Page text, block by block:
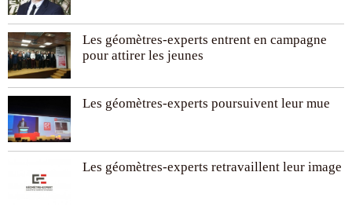
Les géomètres-experts entrent en campagne
pour attirer les jeunes
Les géomètres-experts poursuivent leur mue
Les géomètres-experts retravaillent leur image